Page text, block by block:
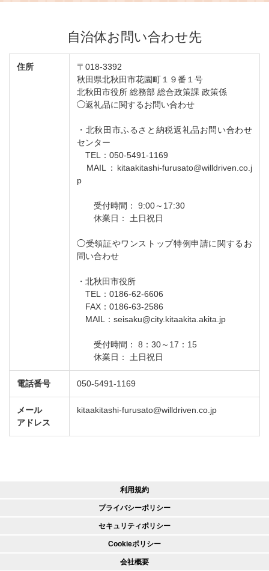
自治体お問い合わせ先
住所
〒018-3392
秋田県北秋田市花園町１９番１号
北秋田市役所 総務部 総合政策課 政策係
◯返礼品に関するお問い合わせ
・北秋田市ふるさと納税返礼品お問い合わせ
センター
TEL：050-5491-1169
MAIL：kitaakitashi-furusato@willdriven.co.j
p
受付時間： 9:00～17:30
休業日： 土日祝日
◯受領証やワンストップ特例申請に関するお
問い合わせ
・北秋田市役所
TEL：0186-62-6606
FAX：0186-63-2586
MAIL：seisaku@city.kitaakita.akita.jp
受付時間： 8：30～17：15
休業日： 土日祝日
電話番号 050-5491-1169
メール
アドレス
kitaakitashi-furusato@willdriven.co.jp
利用規約
プライバシーポリシー
セキュリティポリシー
Cookieポリシー
会社概要